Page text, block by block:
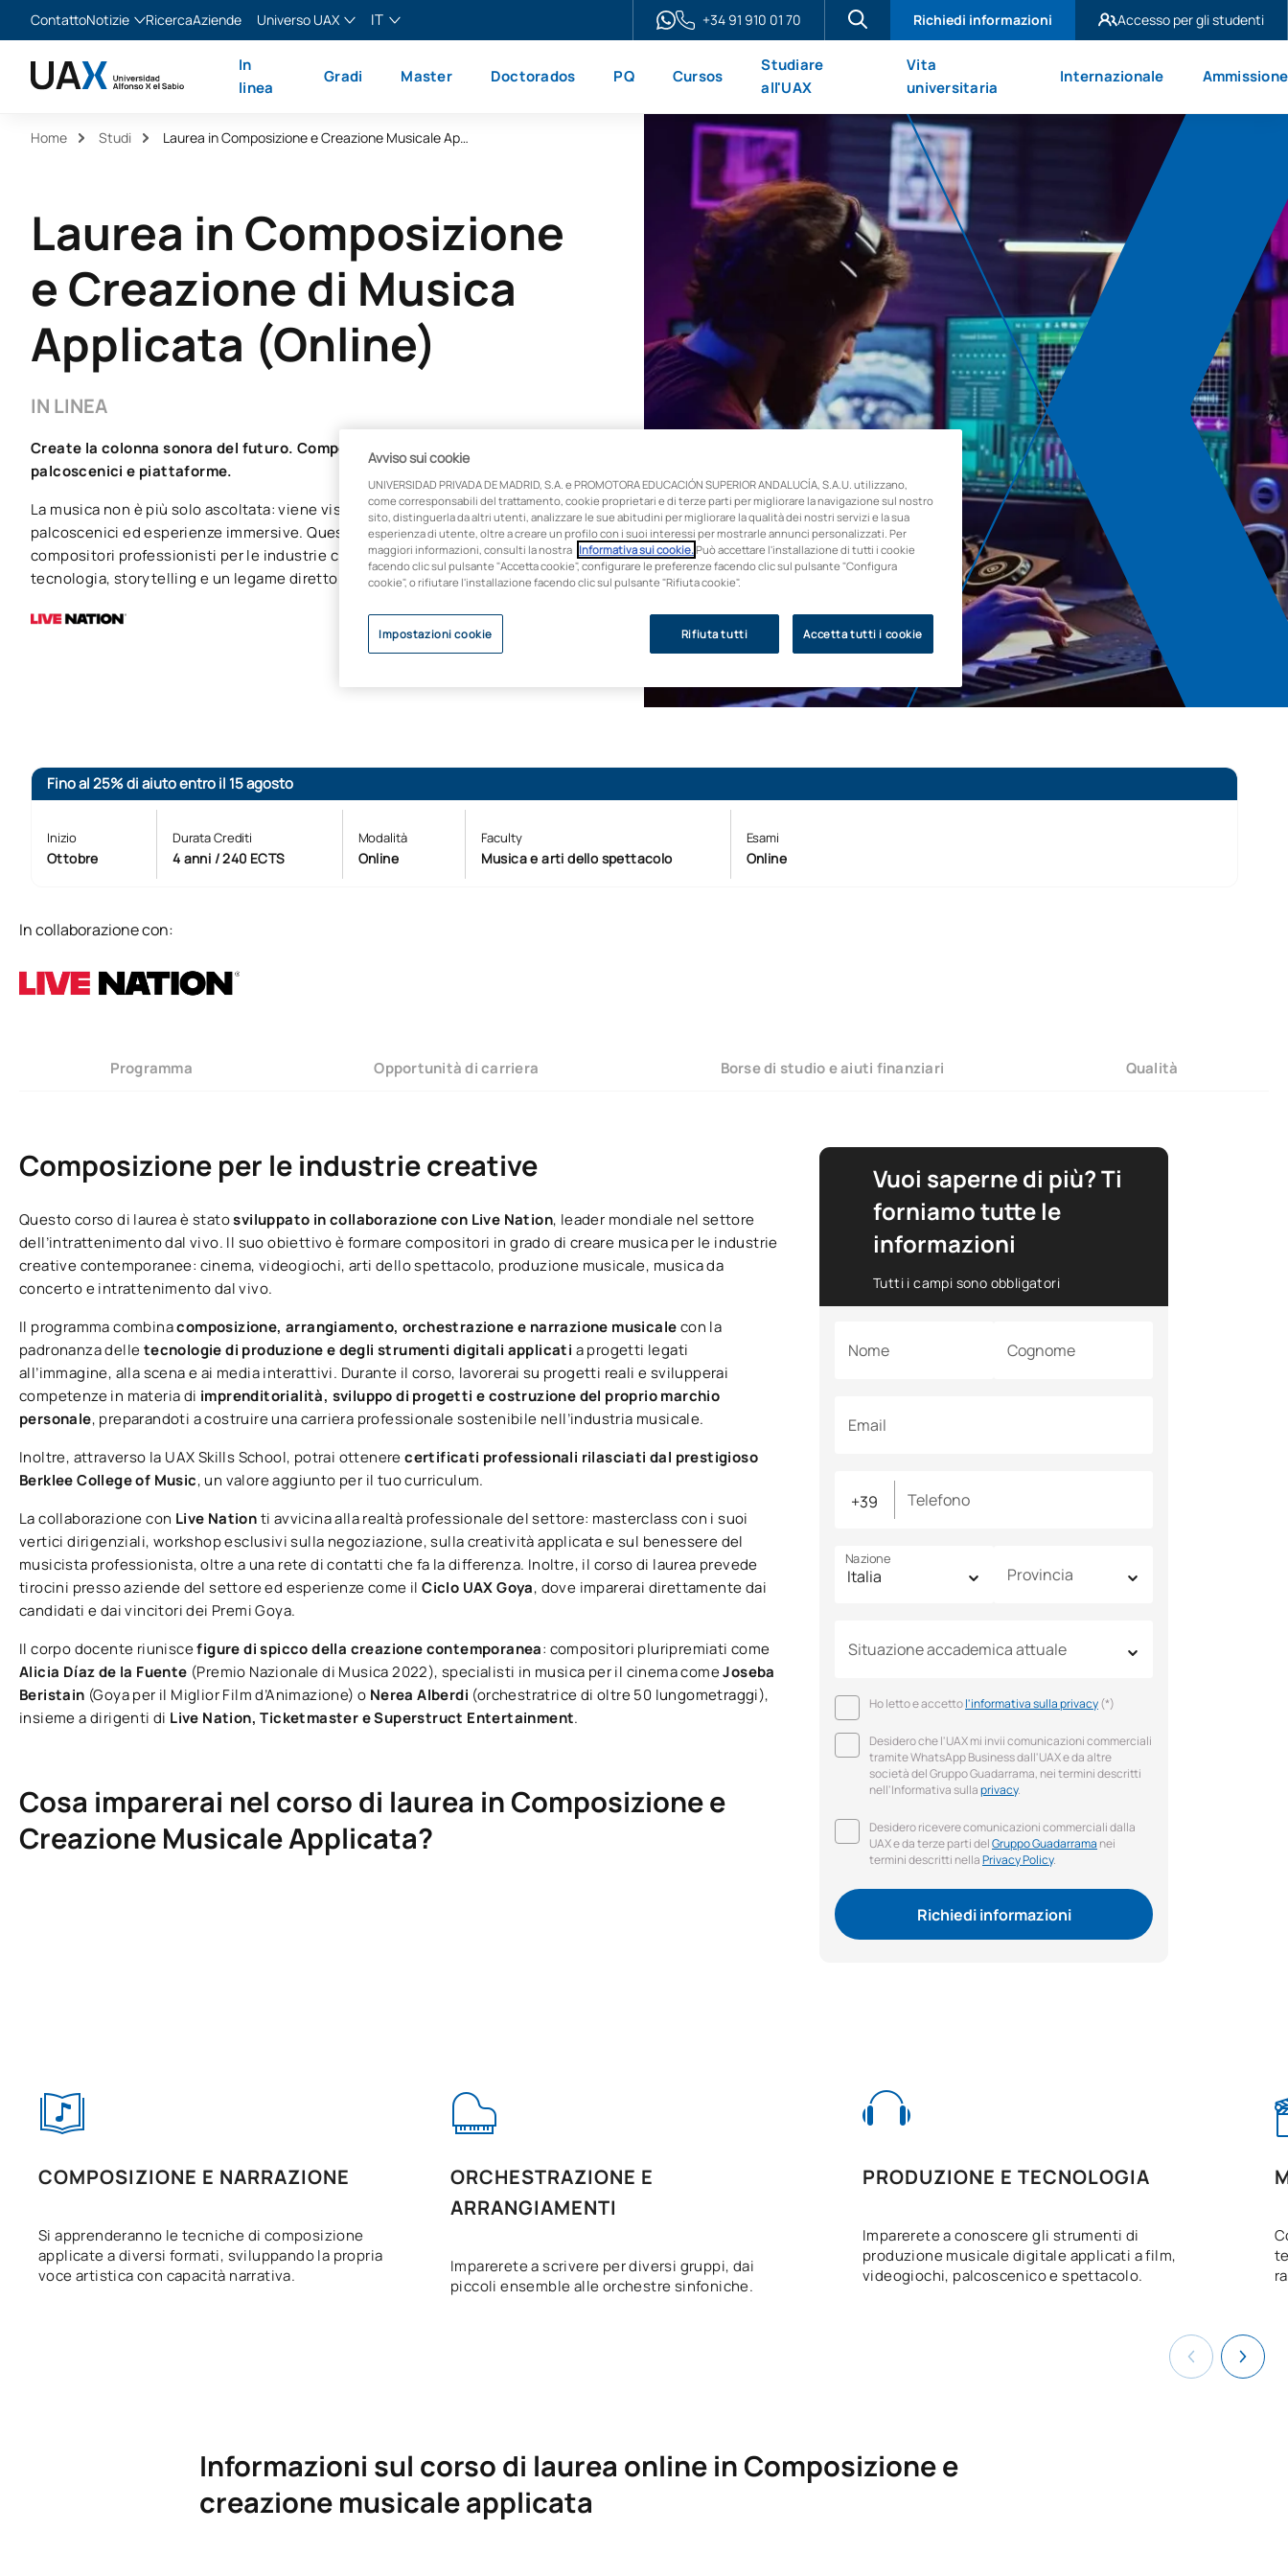
ContattoNotizie
Notizie
RicercaAziende
Universo UAX
XTART
IT
English
Français
+34 91 910 01 70 Richiedi informazioni
Accesso per gli studenti
UAX Mare Nostrum
In
linea
Gradi Master Doctorados PQ Cursos
Studiare
all'UAX
Vita
universitaria
Internazionale Ammissione
Home Studi Laurea in Composizione e Creazione Musicale Applicata (online)
Laurea in Composizione
e Creazione di Musica
Applicata (Online)
IN LINEA
Create la colonna sonora del futuro. Componete per film, videogiochi,
palcoscenici e piattaforme.
La musica non è più solo ascoltata: viene vissuta su schermi, console,
palcoscenici ed esperienze immersive. Questo corso di laurea vi forma come
compositori professionisti per le industrie creative contemporanee, con
tecnologia, storytelling e un legame diretto con il settore.
Fino al 25% di aiuto entro il 15 agosto
Inizio
Ottobre
Durata Crediti
4 anni / 240 ECTS
Modalità
Online
Faculty
Musica e arti dello spettacolo
Esami
Online
In collaborazione con:
Programma Opportunità di carriera Borse di studio e aiuti finanziari Qualità
Composizione per le industrie creative
Questo corso di laurea è statosviluppato in collaborazione con Live Nation, leader mondiale nel settore
dell’intrattenimento dal vivo. Il suo obiettivo è formare compositori in grado di creare musica per le industrie
creative contemporanee: cinema, videogiochi, arti dello spettacolo, produzione musicale, musica da
concerto e intrattenimento dal vivo.
Il programma combinacomposizione, arrangiamento, orchestrazione e narrazione musicalecon la
padronanza delletecnologie di produzione e degli strumenti digitali applicati a progetti legati
all’immagine, alla scena e ai media interattivi. Durante il corso, lavorerai su progetti reali e svilupperai
competenze in materia di imprenditorialità, sviluppo di progetti e costruzione del proprio marchio
personale, preparandoti a costruire una carriera professionale sostenibile nell’industria musicale.
Inoltre, attraverso la UAX Skills School, potrai ottenerecertificati professionali rilasciati dal prestigioso
Berklee College of Music, un valore aggiunto per il tuo curriculum.
La collaborazione con Live Nationti avvicina alla realtà professionale del settore: masterclass con i suoi
vertici dirigenziali, workshop esclusivi sulla negoziazione, sulla creatività applicata e sul benessere del
musicista professionista, oltre a una rete di contatti che fa la differenza. Inoltre, il corso di laurea prevede
tirocini presso aziende del settore ed esperienze come ilCiclo UAX Goya, dove imparerai direttamente dai
candidati e dai vincitori dei Premi Goya.
Il corpo docente riuniscefigure di spicco della creazione contemporanea: compositori pluripremiati come
Alicia Díaz de la Fuente (Premio Nazionale di Musica 2022), specialisti in musica per il cinema comeJoseba
Beristain (Goya per il Miglior Film d’Animazione) o Nerea Alberdi (orchestratrice di oltre 50 lungometraggi),
insieme a dirigenti di Live Nation, Ticketmaster e Superstruct Entertainment.
Cosa imparerai nel corso di laurea in Composizione e
Creazione Musicale Applicata?
Vuoi saperne di più? Ti
forniamo tutte le
informazioni
Tutti i campi sono obbligatori
Nome Cognome
Email
Telefono
Nazione
Provincia
Situazione accademica attuale
Ho letto e accettol'informativa sulla privacy(*)
Desidero che l'UAX mi invii comunicazioni commerciali
tramite WhatsApp Business dall'UAX e da altre
società del Gruppo Guadarrama, nei termini descritti
nell'Informativa sullaprivacy.
Desidero ricevere comunicazioni commerciali dalla
UAX e da terze parti delGruppo Guadarrama nei
termini descritti nellaPrivacy Policy.
Richiedi informazioni
COMPOSIZIONE E NARRAZIONE
Si apprenderanno le tecniche di composizione
applicate a diversi formati, sviluppando la propria
voce artistica con capacità narrativa.
ORCHESTRAZIONE E
ARRANGIAMENTI
Imparerete a scrivere per diversi gruppi, dai
piccoli ensemble alle orchestre sinfoniche.
PRODUZIONE E TECNOLOGIA
Imparerete a conoscere gli strumenti di
produzione musicale digitale applicati a film,
videogiochi, palcoscenico e spettacolo.
Informazioni sul corso di laurea online in Composizione e
creazione musicale applicata
Avviso sui cookie
UNIVERSIDAD PRIVADA DE MADRID, S.A. e PROMOTORA EDUCACIÓN SUPERIOR ANDALUCÍA, S.A.U. utilizzano,
come corresponsabili del trattamento, cookie proprietari e di terze parti per migliorare la navigazione sul nostro
sito, distinguerla da altri utenti, analizzare le sue abitudini per migliorare la qualità dei nostri servizi e la sua
esperienza di utente, oltre a creare un profilo con i suoi interessi per mostrarle annunci personalizzati. Per
maggiori informazioni, consulti la nostra Informativa sui cookie.Può accettare l'installazione di tutti i cookie
facendo clic sul pulsante "Accetta cookie", configurare le preferenze facendo clic sul pulsante "Configura
cookie", o rifiutare l'installazione facendo clic sul pulsante "Rifiuta cookie".
Rifiuta tutti Accetta tutti i cookie
Impostazioni cookie